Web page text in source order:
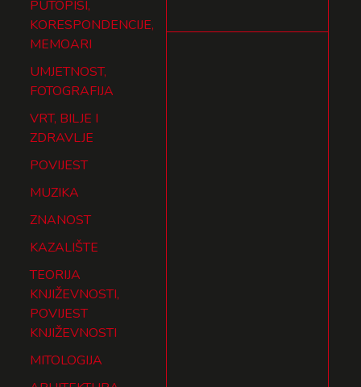
PUTOPISI,
KORESPONDENCIJE,
MEMOARI
UMJETNOST,
FOTOGRAFIJA
VRT, BILJE I
ZDRAVLJE
POVIJEST
MUZIKA
ZNANOST
KAZALIŠTE
TEORIJA
KNJIŽEVNOSTI,
POVIJEST
KNJIŽEVNOSTI
MITOLOGIJA